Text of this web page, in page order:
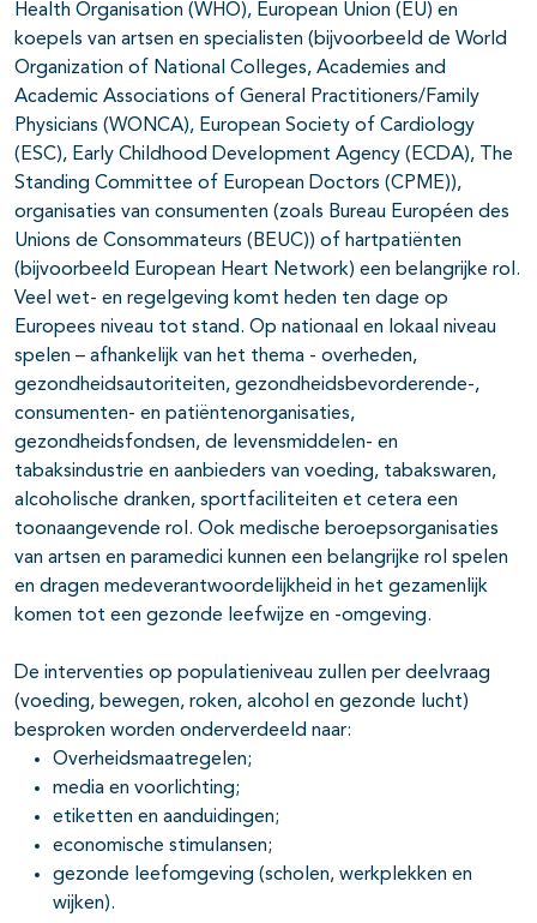
Health Organisation (WHO), European Union (EU) en
koepels van artsen en specialisten (bijvoorbeeld de World
Organization of National Colleges, Academies and
Academic Associations of General Practitioners/Family
Physicians (WONCA), European Society of Cardiology
(ESC), Early Childhood Development Agency (ECDA), The
Standing Committee of European Doctors (CPME)),
organisaties van consumenten (zoals Bureau Européen des
Unions de Consommateurs (BEUC)) of hartpatiënten
(bijvoorbeeld European Heart Network) een belangrijke rol.
Veel wet- en regelgeving komt heden ten dage op
Europees niveau tot stand. Op nationaal en lokaal niveau
spelen – afhankelijk van het thema - overheden,
gezondheidsautoriteiten, gezondheidsbevorderende-,
consumenten- en patiëntenorganisaties,
gezondheidsfondsen, de levensmiddelen- en
tabaksindustrie en aanbieders van voeding, tabakswaren,
alcoholische dranken, sportfaciliteiten et cetera een
toonaangevende rol. Ook medische beroepsorganisaties
van artsen en paramedici kunnen een belangrijke rol spelen
en dragen medeverantwoordelijkheid in het gezamenlijk
komen tot een gezonde leefwijze en -omgeving.
De interventies op populatieniveau zullen per deelvraag
(voeding, bewegen, roken, alcohol en gezonde lucht)
besproken worden onderverdeeld naar:
Overheidsmaatregelen;
media en voorlichting;
etiketten en aanduidingen;
economische stimulansen;
gezonde leefomgeving (scholen, werkplekken en
wijken).